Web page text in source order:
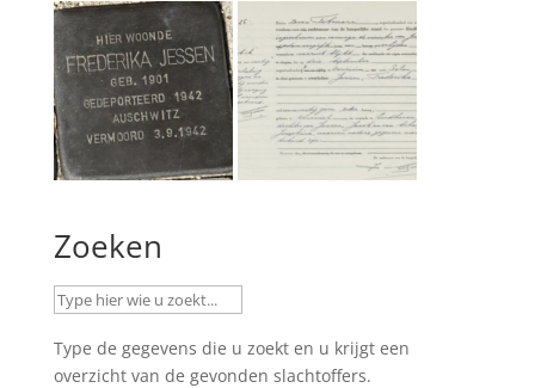
Zoeken
Type de gegevens die u zoekt en u krijgt een
overzicht van de gevonden slachtoffers.